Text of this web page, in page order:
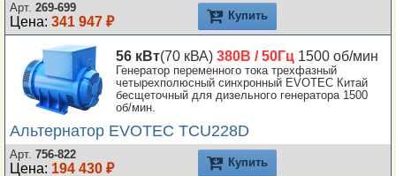
Арт. 269-699
Цена: 341 947 ₽ Купить
56 кВт(70 кВА) 380В / 50Гц 1500 об/мин
Генератор переменного тока трехфазный
четырехполюсный синхронный EVOTEC Китай
бесщеточный для дизельного генератора 1500
об/мин.
Альтернатор EVOTEC TCU228D
Арт. 756-822
Цена: 194 430 ₽ Купить